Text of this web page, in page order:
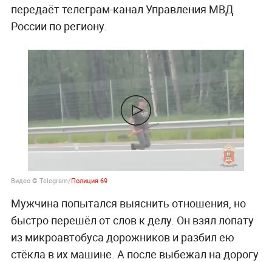
передаёт телеграм-канал Управления МВД
России по региону.
Видео © Telegram/Полиция 69
Мужчина попытался выяснить отношения, но
быстро перешёл от слов к делу. Он взял лопату
из микроавтобуса дорожников и разбил ею
стёкла в их машине. А после выбежал на дорогу